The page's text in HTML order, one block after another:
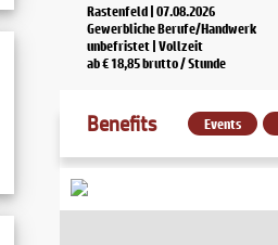
Rastenfeld | 07.08.2026
Gewerbliche Berufe/Handwerk
unbefristet | Vollzeit
ab € 18,85 brutto / Stunde
Benefits Events